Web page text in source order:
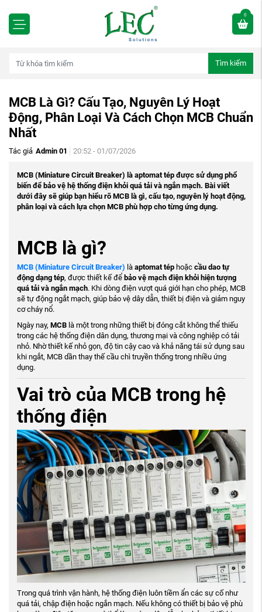
0
Tìm kiếm
MCB Là Gì? Cấu Tạo, Nguyên Lý Hoạt
Động, Phân Loại Và Cách Chọn MCB Chuẩn
Nhất
Tác giả Admin 01 20:52 - 01/07/2026
MCB (Miniature Circuit Breaker) là aptomat tép được sử dụng phổ
biến để bảo vệ hệ thống điện khỏi quá tải và ngắn mạch. Bài viết
dưới đây sẽ giúp bạn hiểu rõ MCB là gì, cấu tạo, nguyên lý hoạt động,
phân loại và cách lựa chọn MCB phù hợp cho từng ứng dụng.
MCB là gì?
MCB (Miniature Circuit Breaker) là aptomat téphoặc cầu dao tự
động dạng tép, được thiết kế để bảo vệ mạch điện khỏi hiện tượng
quá tải và ngắn mạch. Khi dòng điện vượt quá giới hạn cho phép, MCB
sẽ tự động ngắt mạch, giúp bảo vệ dây dẫn, thiết bị điện và giảm nguy
cơ cháy nổ.
Ngày nay, MCBlà một trong những thiết bị đóng cắt không thể thiếu
trong các hệ thống điện dân dụng, thương mại và công nghiệp có tải
nhỏ. Nhờ thiết kế nhỏ gọn, độ tin cậy cao và khả năng tái sử dụng sau
khi ngắt, MCB dần thay thế cầu chì truyền thống trong nhiều ứng
dụng.
Vai trò của MCB trong hệ
thống điện
Trong quá trình vận hành, hệ thống điện luôn tiềm ẩn các sự cố như
quá tải, chập điện hoặc ngắn mạch. Nếu không có thiết bị bảo vệ phù